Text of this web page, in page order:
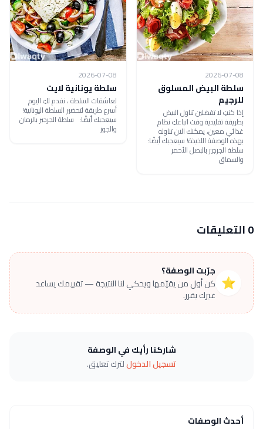
2026-07-08
سلطة البيض المسلوق
للرجيم
إذا كنتِ لا تفضلين تناول البيض
بطريقة تقليدية وقت اتباعكِ نظام
غذائي معين، يمكنك الان تناوله
بهذه الوصفة اللذيذة! سيعجبك أيضًا:
سلطة الجرجير بالبصل الأحمر
والسماق
2026-07-08
سلطة يونانية لايت
لعاشقات السلطة ، نقدم لكِ اليوم
أسرع طريقة لتحضير السلطة اليونانية!
سيعجبك أيضًا: سلطة الجرجير بالرمان
والجوز
0 التعليقات
⭐
جرّبت الوصفة؟
كن أول من يقيّمها ويحكي لنا النتيجة — تقييمك يساعد
غيرك يقرر.
شاركنا رأيك في الوصفة
تسجيل الدخوللترك تعليق.
أحدث الوصفات